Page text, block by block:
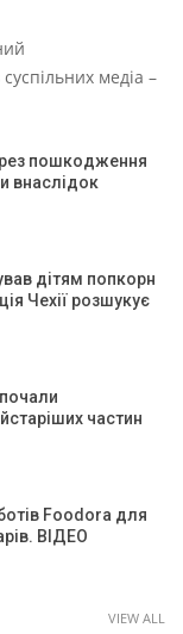
медіа –
пошкодження
внаслідок
дітям попкорн
Чехії розшукує
частин
Foodora для
ВІДЕО
VIEW ALL